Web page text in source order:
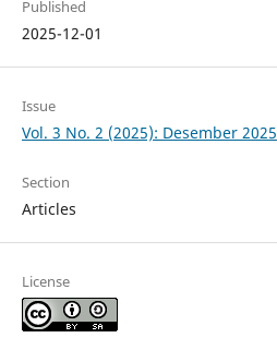
Published
2025-12-01
Issue
Vol. 3 No. 2 (2025): Desember 2025
Section
Articles
License